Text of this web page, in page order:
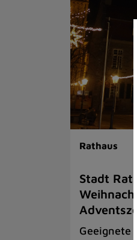
Rathaus
Stadt
Geeignete